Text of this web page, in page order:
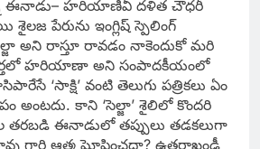
ఈనాడు– హరియాణివీ దళిత చౌధరీ
పేరును ఇంగ్లిష్‌ స్పెలింగ్‌
అని రాస్తూ రావడం నాకెందుకో మరి
హరియాణా అని సంపాదకీయంలో
‘సాక్షి’ వంటి తెలుగు పత్రికలు ఏం
అంటదు. కాని ‘సెల్జా’ శైలిలో కొందరి
తరబడి ఈనాడులో తప్పులు తడకలుగా
గారి ఆత్మ ఘోషించదా? ఉత్తరాఖండీ